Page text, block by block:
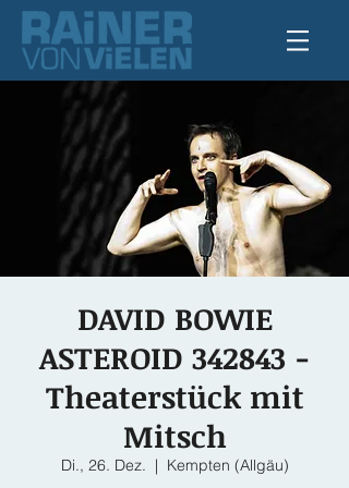
DAVID BOWIE
ASTEROID 342843 -
Theaterstück mit
Mitsch
Di., 26. Dez.
  |
Kempten (Allgäu)